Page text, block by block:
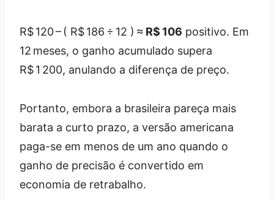
R$ 120 – ( R$ 186 ÷ 12 ) ≈ R$ 106 positivo. Em
12 meses, o ganho acumulado supera
R$ 1 200, anulando a diferença de preço.
Portanto, embora a brasileira pareça mais
barata a curto prazo, a versão americana
paga-se em menos de um ano quando o
ganho de precisão é convertido em
economia de retrabalho.